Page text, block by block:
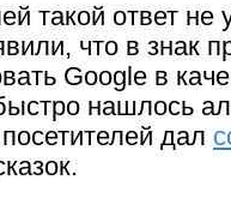
такой ответ не
что в знак
Google в
нашлось
дал